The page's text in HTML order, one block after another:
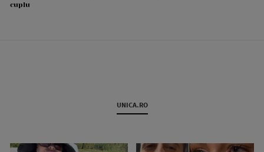
cuplu
UNICA.RO